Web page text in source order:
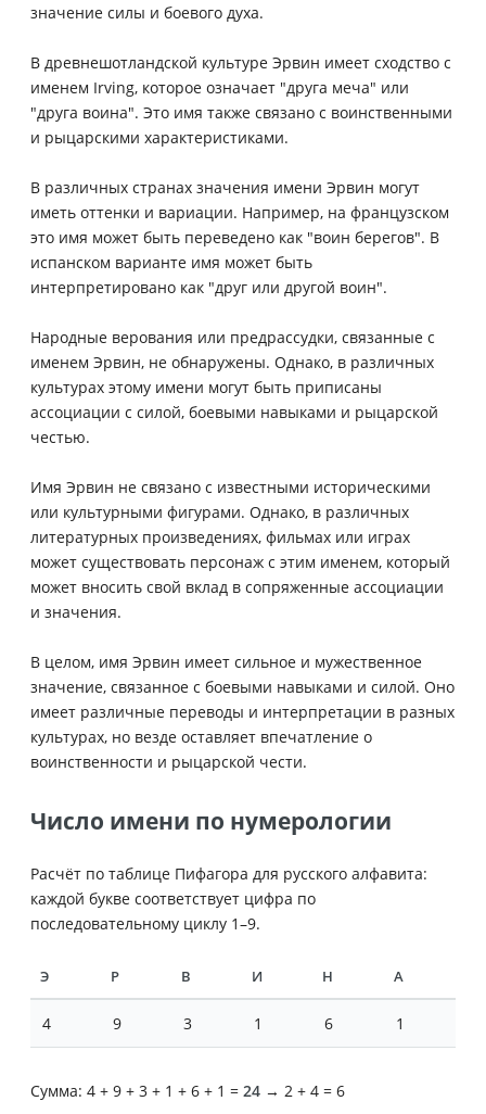
значение силы и боевого духа.
В древнешотландской культуре Эрвин имеет сходство с
именем Irving, которое означает "друга меча" или
"друга воина". Это имя также связано с воинственными
и рыцарскими характеристиками.
В различных странах значения имени Эрвин могут
иметь оттенки и вариации. Например, на французском
это имя может быть переведено как "воин берегов". В
испанском варианте имя может быть
интерпретировано как "друг или другой воин".
Народные верования или предрассудки, связанные с
именем Эрвин, не обнаружены. Однако, в различных
культурах этому имени могут быть приписаны
ассоциации с силой, боевыми навыками и рыцарской
честью.
Имя Эрвин не связано с известными историческими
или культурными фигурами. Однако, в различных
литературных произведениях, фильмах или играх
может существовать персонаж с этим именем, который
может вносить свой вклад в сопряженные ассоциации
и значения.
В целом, имя Эрвин имеет сильное и мужественное
значение, связанное с боевыми навыками и силой. Оно
имеет различные переводы и интерпретации в разных
культурах, но везде оставляет впечатление о
воинственности и рыцарской чести.
Число имени по нумерологии
Расчёт по таблице Пифагора для русского алфавита:
каждой букве соответствует цифра по
последовательному циклу 1–9.
Э Р В И Н А
4 9 3 1 6 1
Сумма: 4 + 9 + 3 + 1 + 6 + 1 = 24 → 2 + 4 = 6